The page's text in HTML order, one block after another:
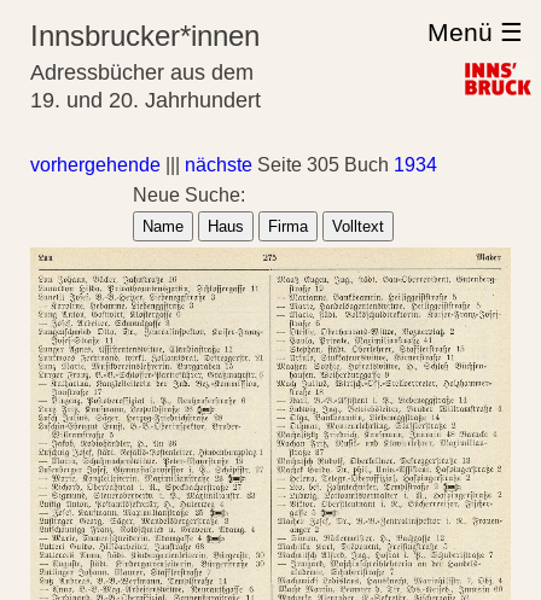
Innsbrucker*innen
Adressbücher aus dem
19. und 20. Jahrhundert
Menü ☰
vorhergehende nächste Seite 305 Buch 1934
Neue Suche:
Name Haus Firma Volltext